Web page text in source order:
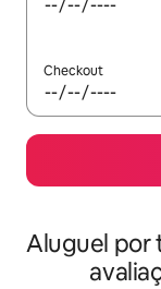
Checkout
Aluguel por